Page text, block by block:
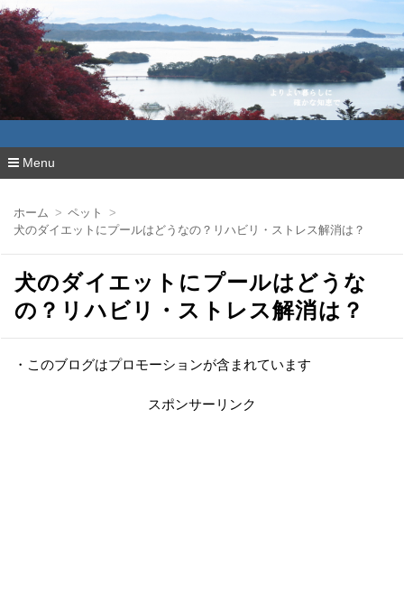
よりよい暮らしに確かな知恵で
Menu
ツ
ホーム
ペット
犬のダイエットにプールはどうなの？リハビリ・ストレス解消は？
犬のダイエットにプールはどうな
の？リハビリ・ストレス解消は？
・このブログはプロモーションが含まれています
スポンサーリンク